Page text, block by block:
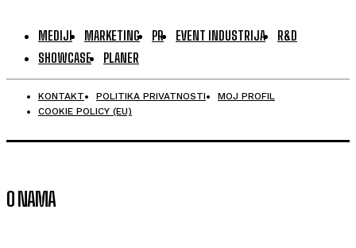
MEDIJI MARKETING PR EVENT INDUSTRIJA
R&D
SHOWCASE
PLANER
KONTAKT POLITIKA PRIVATNOSTI
MOJ PROFIL
COOKIE POLICY (EU)
O NAMA